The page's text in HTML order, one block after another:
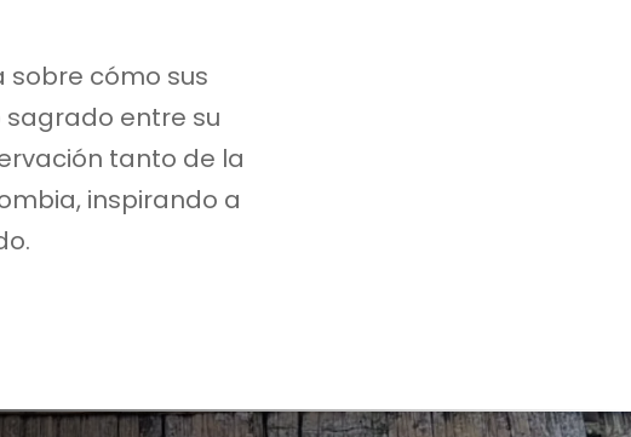
sobre cómo sus
entre su
tanto de la
inspirando a